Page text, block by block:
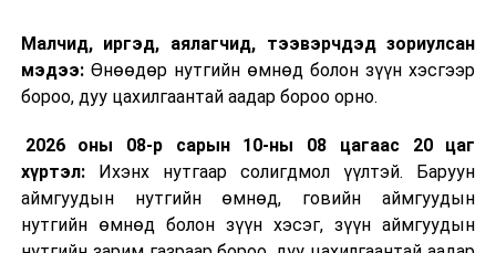
Малчид, иргэд, аялагчид, тээвэрчдэд зориулсан
мэдээ:Өнөөдөр нутгийн өмнөд болон зүүн хэсгээр
бороо, дуу цахилгаантай аадар бороо орно.
2026 оны 08-р сарын 10-ны 08 цагаас 20 цаг
хүртэл:Ихэнх нутгаар солигдмол үүлтэй. Баруун
аймгуудын нутгийн өмнөд, говийн аймгуудын
нутгийн өмнөд болон зүүн хэсэг, зүүн аймгуудын